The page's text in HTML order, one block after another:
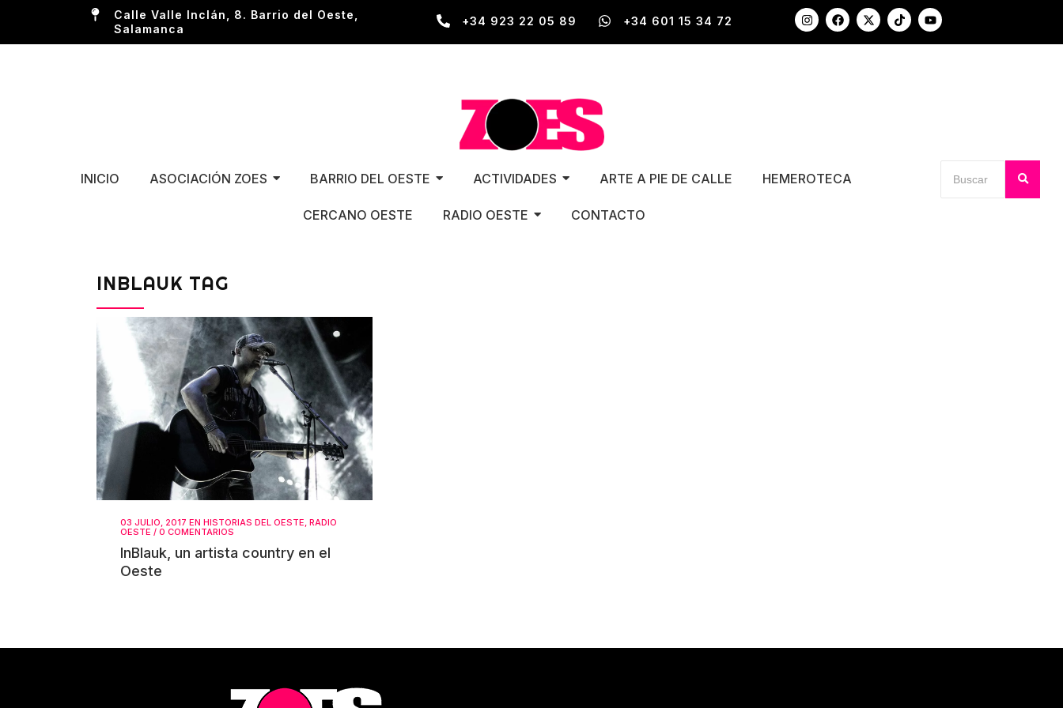
Calle Valle Inclán, 8. Barrio del Oeste,
Salamanca
+34 923 22 05 89 +34 601 15 34 72
INICIO ASOCIACIÓN ZOES BARRIO DEL OESTE ACTIVIDADES ARTE A PIE DE CALLE HEMEROTECA
CERCANO OESTE RADIO OESTE CONTACTO
INBLAUK TAG
03 JULIO, 2017 EN HISTORIAS DEL OESTE, RADIO
OESTE / 0 COMENTARIOS
InBlauk, un artista country en el
Oeste